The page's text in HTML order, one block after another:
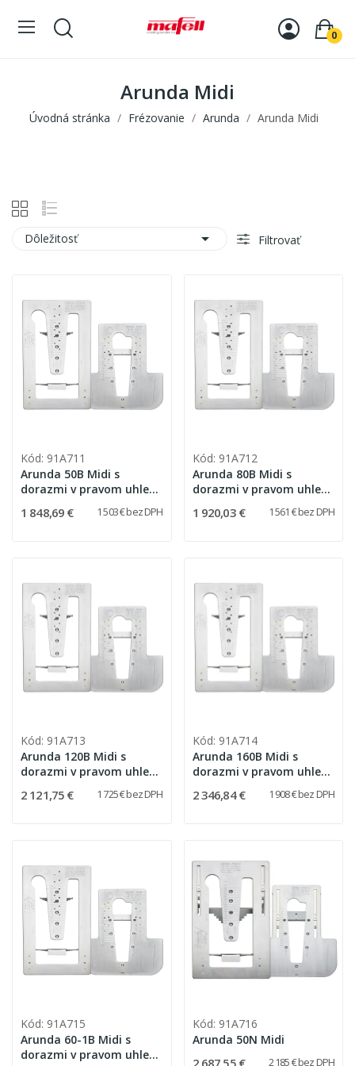
0
Arunda Midi
Úvodná stránka Frézovanie Arunda Arunda Midi
Dôležitosť  Filtrovať
Kód: 91A711
Arunda 50B Midi s
dorazmi v pravom uhle
nakláňania)
1 848,69 € 1 503 € bez DPH
Kód: 91A712
Arunda 80B Midi s
dorazmi v pravom uhle
nakláňania)
1 920,03 € 1 561 € bez DPH
Kód: 91A713
Arunda 120B Midi s
dorazmi v pravom uhle
nakláňania)
2 121,75 € 1 725 € bez DPH
Kód: 91A714
Arunda 160B Midi s
dorazmi v pravom uhle
nakláňania)
2 346,84 € 1 908 € bez DPH
Kód: 91A715
Arunda 60-1B Midi s
dorazmi v pravom uhle
Kód: 91A716
Arunda 50N Midi
2 687,55 € 2 185 € bez DPH